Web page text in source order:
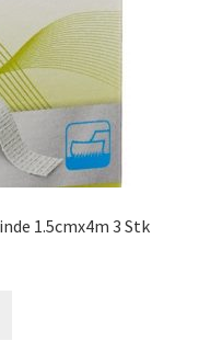
1.5cmx4m 3 Stk